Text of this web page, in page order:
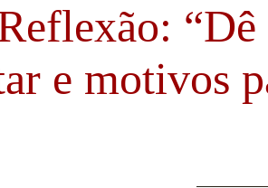
“Dê
e motivos